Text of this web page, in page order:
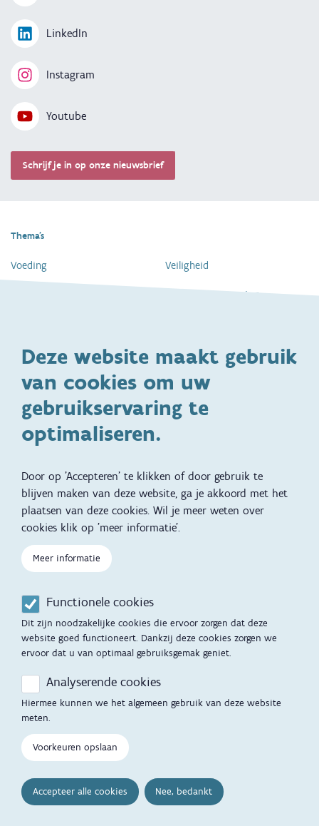
Deze website maakt gebruik
van cookies om uw
gebruikservaring te
optimaliseren.
Door op 'Accepteren' te klikken of door gebruik te
blijven maken van deze website, ga je akkoord met het
plaatsen van deze cookies. Wil je meer weten over
cookies klik op 'meer informatie'.
Meer informatie
Functionele cookies
Dit zijn noodzakelijke cookies die ervoor zorgen dat deze
website goed functioneert. Dankzij deze cookies zorgen we
ervoor dat u van optimaal gebruiksgemak geniet.
Analyserende cookies
Hiermee kunnen we het algemeen gebruik van deze website
meten.
Voorkeuren opslaan
Accepteer alle cookies Nee, bedankt
LinkedIn
Instagram
Youtube
Schrijf je in op onze nieuwsbrief
Thema's
Voeding
Ontwikkeling en gedrag
Specifieke
ondersteuningsbehoefte
Zwangerschap en geboorte
Slapen
Veiligheid
Dagelijkse verzorging
Gezinsleven
Adoptie
Kinderwens
Voet
Kind en Gezin diensten
Aanbod tijdens de
zwangerschap
Opvoedingsondersteuning
Kinderopvang
Hulp en contact
Contactfomulier
Opgroeipunt
Veelgestelde vragen
Vertalingen
Mijn Opgroeien